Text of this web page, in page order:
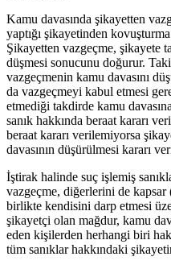
Kamu davasında şikayetten
yaptığı şikayetinden
Şikayetten vazgeçme, şikayete
düşmesi sonucunu doğurur.
vazgeçmenin kamu davasını
da vazgeçmeyi kabul etmesi
etmediği takdirde kamu
sanık hakkında beraat kararı
beraat kararı verilemiyorsa
davasının düşürülmesi kararı
İştirak halinde suç işlemiş
vazgeçme, diğerlerini de
birlikte kendisini darp etmesi
şikayetçi olan mağdur, kamu
eden kişilerden herhangi biri
tüm sanıklar hakkındaki